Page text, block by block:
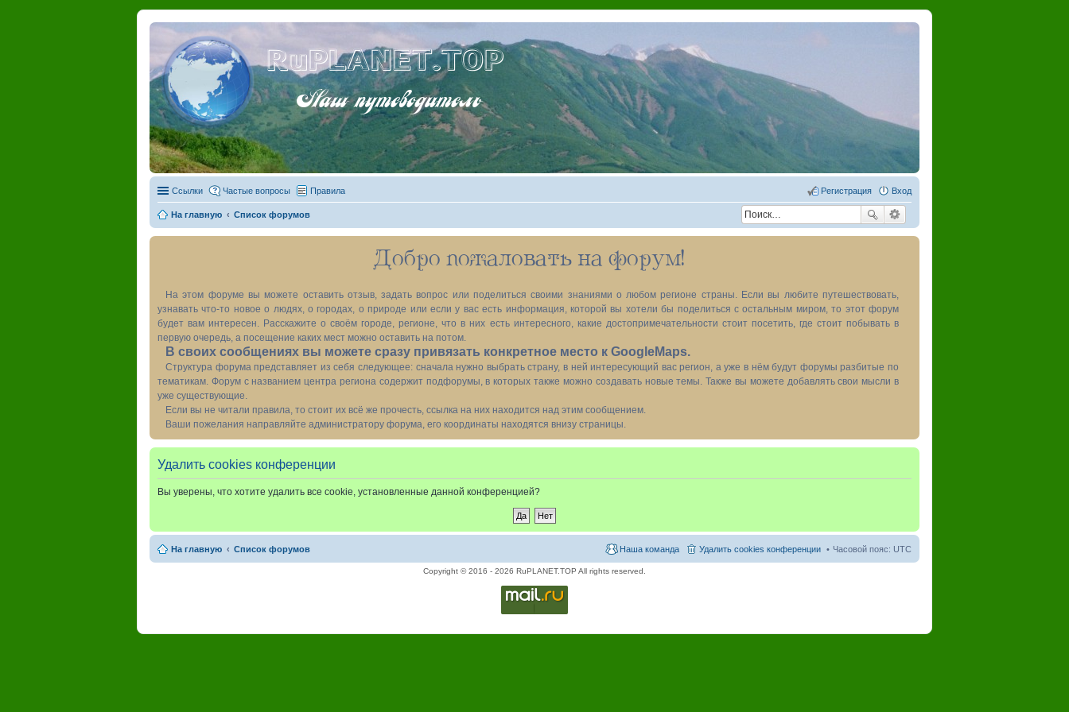
RuPLANET.TOP
Наш путеводитель
Ссылки Частые вопросы Правила Вход
Регистрация
На главную Список форумов
Добро пожаловать на форум!
На этом форуме вы можете оставить отзыв, задать вопрос или поделиться своими знаниями о любом регионе страны. Если вы любите путешествовать,
узнавать что-то новое о людях, о городах, о природе или если у вас есть информация, которой вы хотели бы поделиться с остальным миром, то этот форум
будет вам интересен. Расскажите о своём городе, регионе, что в них есть интересного, какие достопримечательности стоит посетить, где стоит побывать в
первую очередь, а посещение каких мест можно оставить на потом.
В своих сообщениях вы можете сразу привязать конкретное место к GoogleMaps.
Структура форума представляет из себя следующее: сначала нужно выбрать страну, в ней интересующий вас регион, а уже в нём будут форумы разбитые по
тематикам. Форум с названием центра региона содержит подфорумы, в которых также можно создавать новые темы. Также вы можете добавлять свои мысли в
уже существующие.
Если вы не читали правила, то стоит их всё же прочесть, ссылка на них находится над этим сообщением.
Ваши пожелания направляйте администратору форума, его координаты находятся внизу страницы.
Удалить cookies конференции
Вы уверены, что хотите удалить все cookie, установленные данной конференцией?
На главную Список форумов Часовой пояс: UTC
Удалить cookies конференции
Наша команда
Copyright © 2016 - 2026 RuPLANET.TOP All rights reserved.